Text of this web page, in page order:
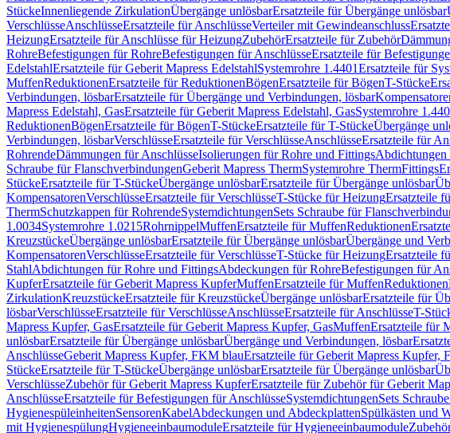
StückeInnenliegende ZirkulationÜbergänge unlösbarErsatzteile für Übergänge unlösbar
VerschlüsseAnschlüsseErsatzteile für AnschlüsseVerteiler mit Gewindeanschluss
HeizungErsatzteile für Anschlüsse für HeizungZubehörErsatzteile für Zubehör
RohreBefestigungen für RohreBefestigungen für AnschlüsseErsatzteile für
EdelstahlErsatzteile für Geberit Mapress EdelstahlSystemrohre 1.4401Ersatzteile für
MuffenReduktionenErsatzteile für ReduktionenBögenErsatzteile für BögenT-Stücke
Verbindungen, lösbarErsatzteile für Übergänge und Verbindungen, lösbar
Mapress Edelstahl, GasErsatzteile für Geberit Mapress Edelstahl, GasSystemrohre
ReduktionenBögenErsatzteile für BögenT-StückeErsatzteile für T-StückeÜbergänge
Verbindungen, lösbarVerschlüsseErsatzteile für VerschlüsseAnschlüsseErsatzteile für
RohrendeDämmungen für AnschlüsseIsolierungen für Rohre und Fittings
Schraube für FlanschverbindungenGeberit Mapress ThermSystemrohre ThermFittings
StückeErsatzteile für T-StückeÜbergänge unlösbarErsatzteile für Übergänge unlösbar
KompensatorenVerschlüsseErsatzteile für VerschlüsseT-Stücke für HeizungErsatzteile
ThermSchutzkappen für RohrendeSystemdichtungenSets Schraube für
1.0034Systemrohre 1.0215RohrnippelMuffenErsatzteile für MuffenReduktionen
KreuzstückeÜbergänge unlösbarErsatzteile für Übergänge unlösbarÜbergänge und
KompensatorenVerschlüsseErsatzteile für VerschlüsseT-Stücke für HeizungErsatzteile
StahlAbdichtungen für Rohre und FittingsAbdeckungen für RohreBefestigungen für
KupferErsatzteile für Geberit Mapress KupferMuffenErsatzteile für MuffenReduktionen
ZirkulationKreuzstückeErsatzteile für KreuzstückeÜbergänge unlösbarErsatzteile für
lösbarVerschlüsseErsatzteile für VerschlüsseAnschlüsseErsatzteile für AnschlüsseT-
Mapress Kupfer, GasErsatzteile für Geberit Mapress Kupfer, GasMuffenErsatzteile für
unlösbarErsatzteile für Übergänge unlösbarÜbergänge und Verbindungen, lösbar
AnschlüsseGeberit Mapress Kupfer, FKM blauErsatzteile für Geberit Mapress Kupfer,
StückeErsatzteile für T-StückeÜbergänge unlösbarErsatzteile für Übergänge unlösbar
VerschlüsseZubehör für Geberit Mapress KupferErsatzteile für Zubehör für Geberit
AnschlüsseErsatzteile für Befestigungen für AnschlüsseSystemdichtungenSets
HygienespüleinheitenSensorenKabelAbdeckungen und AbdeckplattenSpülkästen und
mit HygienespülungHygieneeinbaumoduleErsatzteile für Hygieneeinbaumodule